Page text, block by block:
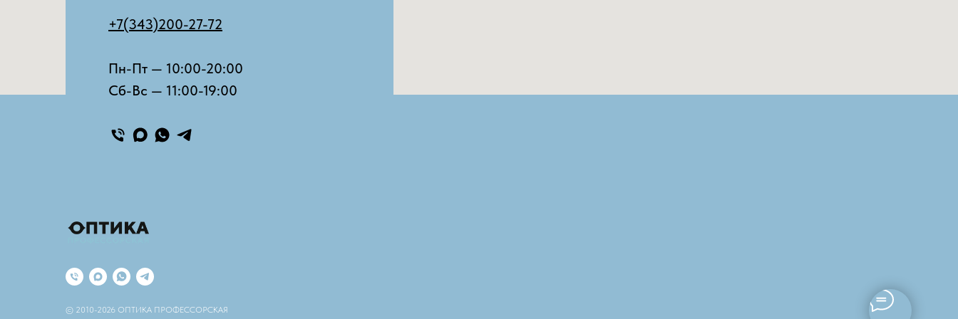
+7(343)200-27-72
Пн-Пт — 10:00-20:00
Сб-Вс — 11:00-19:00
© 2010-2026 ОПТИКА ПРОФЕССОРСКАЯ